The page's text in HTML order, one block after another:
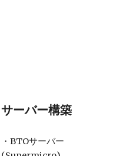
サーバー構築
・ BTOサーバー